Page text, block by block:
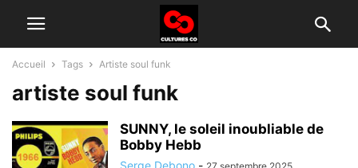
Accueil Tags Artiste soul funk
artiste soul funk
SUNNY, le soleil inoubliable de
Bobby Hebb
Serge Debono -